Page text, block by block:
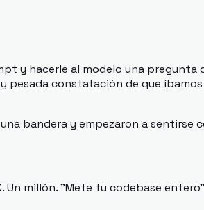
y hacerle al modelo una pregunta
constatación de que
bandera y empezaron a sentirse
millón. "Mete tu codebase